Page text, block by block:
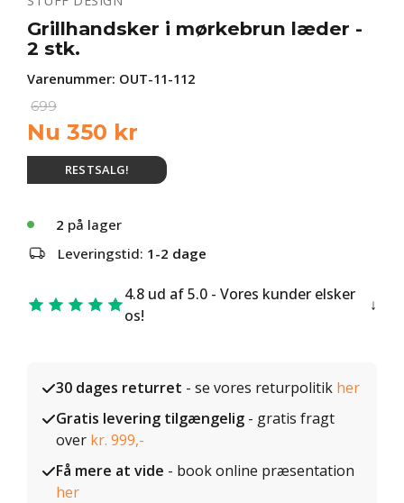
Grillhandsker i mørkebrun læder -
2 stk.
Varenummer: OUT-11-112
699
Nu 350 kr
RESTSALG!
2 på lager
Leveringstid: 1-2 dage
4.8 ud af 5.0 - Vores kunder elsker
os!
30 dages returret - se vores returpolitik her
Gratis levering tilgængelig - gratis fragt
over kr. 999,-
Få mere at vide - book online præsentation
her